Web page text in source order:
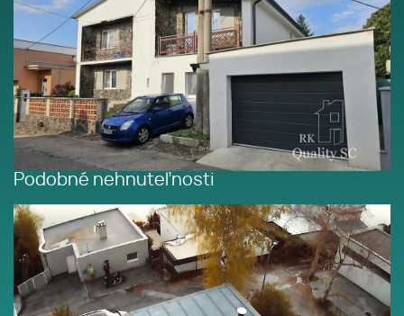
Podobné nehnuteľnosti
SENEC – SLNEČNÉ JAZERÁ JUH
– NA PREDAJ - romantická
rekreačná chata s výhodami
domu po rekonštrukcii s
prístupom na pláž